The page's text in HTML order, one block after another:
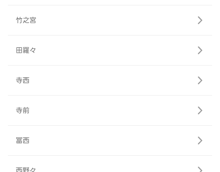
竹之宮
田羅々
寺西
寺前
冨西